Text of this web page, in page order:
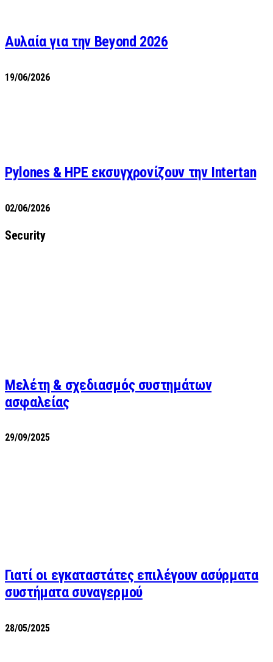
Αυλαία για την Beyond 2026
19/06/2026
Pylones & HPE εκσυγχρονίζουν την Intertan
02/06/2026
Security
Μελέτη & σχεδιασμός συστημάτων
ασφαλείας
29/09/2025
Γιατί οι εγκαταστάτες επιλέγουν ασύρματα
συστήματα συναγερμού
28/05/2025